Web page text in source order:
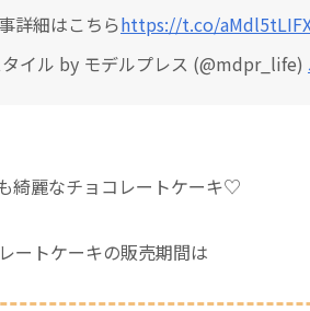
詳細はこちらhttps://t.co/
イル by モデルプレス (@mdpr_life)
綺麗なチョコレートケーキ♡
ートケーキの販売期間は